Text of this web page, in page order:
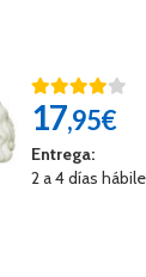
17,95€
Entrega:
2 a 4 días